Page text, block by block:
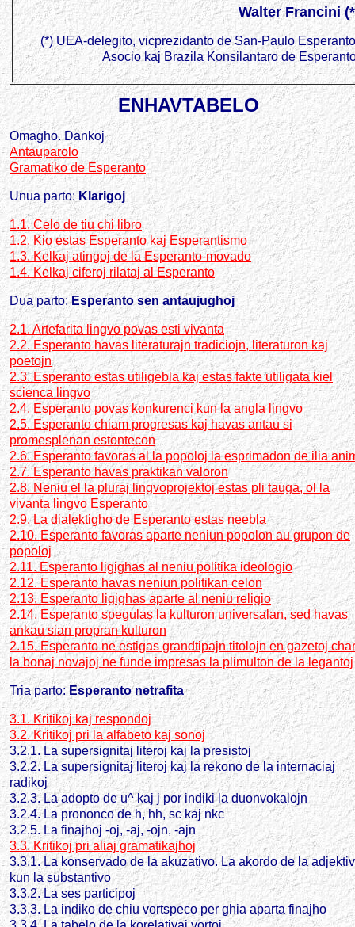
Walter Francini
(*) UEA-delegito, vicprezidanto de San-Paulo
Asocio kaj Brazila Konsilantaro de
ENHAVTABELO
Omagho. Dankoj
Antauparolo
Gramatiko de Esperanto
Unua parto: Klarigoj
1.1. Celo de tiu chi libro
1.2. Kio estas Esperanto kaj Esperantismo
1.3. Kelkaj atingoj de la Esperanto-movado
1.4. Kelkaj ciferoj rilataj al Esperanto
Dua parto:Esperanto sen antaujughoj
2.1. Artefarita lingvo povas esti vivanta
2.2. Esperanto havas literaturajn tradiciojn, literaturon kaj
poetojn
2.3. Esperanto estas utiligebla kaj estas fakte utiligata kiel
scienca lingvo
2.4. Esperanto povas konkurenci kun la angla lingvo
2.5. Esperanto chiam progresas kaj havas antau si
promesplenan estontecon
2.6. Esperanto favoras al la popoloj la esprimadon de ilia
2.7. Esperanto havas praktikan valoron
2.8. Neniu el la pluraj lingvoprojektoj estas pli tauga, ol la
vivanta lingvo Esperanto
2.9. La dialektigho de Esperanto estas neebla
2.10. Esperanto favoras aparte neniun popolon au grupon de
popoloj
2.11. Esperanto ligighas al neniu politika ideologio
2.12. Esperanto havas neniun politikan celon
2.13. Esperanto ligighas aparte al neniu religio
2.14. Esperanto spegulas la kulturon universalan, sed havas
ankau sian propran kulturon
2.15. Esperanto ne estigas grandtipajn titolojn en gazetoj char
la bonaj novajoj ne funde impresas la plimulton de la legantoj
Tria parto:Esperanto netrafita
3.1. Kritikoj kaj respondoj
3.2. Kritikoj pri la alfabeto kaj sonoj
3.2.1. La supersignitaj literoj kaj la presistoj
3.2.2. La supersignitaj literoj kaj la rekono de la internaciaj
radikoj
3.2.3. La adopto de u^ kaj j por indiki la duonvokalojn
3.2.4. La prononco de h, hh, sc kaj nkc
3.2.5. La finajhoj -oj, -aj, -ojn, -ajn
3.3. Kritikoj pri aliaj gramatikajhoj
3.3.1. La konservado de la akuzativo. La akordo de la
kun la substantivo
3.3.2. La ses participoj
3.3.3. La indiko de chiu vortspeco per ghia aparta finajho